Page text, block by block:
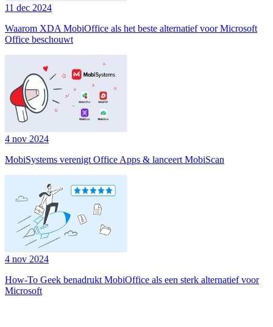
11 dec 2024
Waarom XDA MobiOffice als het beste alternatief voor Microsoft
Office beschouwt
4 nov 2024
MobiSystems verenigt Office Apps & lanceert MobiScan
4 nov 2024
How-To Geek benadrukt MobiOffice als een sterk alternatief voor
Microsoft